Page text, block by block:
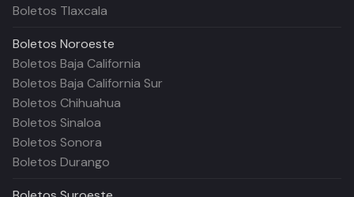
Boletos Tlaxcala
Boletos Noroeste
Boletos Baja California
Boletos Baja California Sur
Boletos Chihuahua
Boletos Sinaloa
Boletos Sonora
Boletos Durango